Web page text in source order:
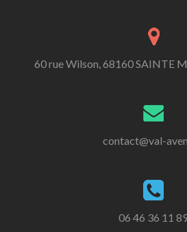
60 rue Wilson, 68160 SAINTE
contact@val-
06 46 36 11